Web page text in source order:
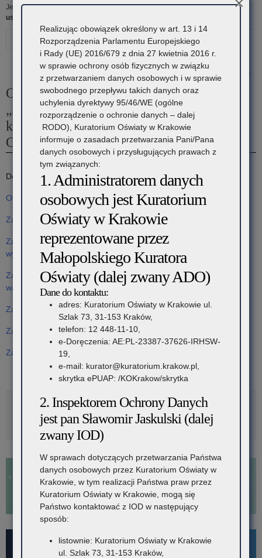
Jesteś tutaj:Strona główna »Kuratorium »Ogłoszenie o zamówieniu na
usługi społeczne „Świadczenie usług pocztowych w...
18 listopada 2019
Ogłoszenie o zamówieniu na usługi społeczne
„Świadczenie usług pocztowych w obrocie
krajowym i zagranicznym na rzecz Kuratorium
Oświaty w Krakowie”
Do pobrania:
Ogłoszenie o zamówieniu
Załącznik nr 1 – formularz oferty
Załącznik nr 2a – oświadczenie wykonawcy dotyczące przesłanek
wykluczenia z postępowania
Załącznik nr 2b – oświadczenie wykonawcy dotyczące spełnianie
warunków udziału w postępowaniu
Załącznik nr 3 – opis przedmiotu zamówienia
Załącznik nr 4 – wzór umowy
Załącznik nr 5 – wykaz wykonanych usług
DrukujNastępny
artykuł
Zapytanie
ofertowe
na
„Świadczenie
usług
w
zakresie
utrzymania
czystości
w
pomieszczeniach
użytkowanych
przez
Delegaturę
Kuratorium
Oświaty
w
Wadowicach”
Poprzedni
artykuł
Informacja
o
udzieleniu
zamówienia
na
„Dostawę
materiałów
biurowych
i
eksploatacyjnych
dla
Kuratorium
Oświaty
w
Metryka
For Foreigners
Realizując obowiązek określony w art. 13 i 14
Rozporządzenia Parlamentu Europejskiego
i Rady (UE) 2016/679 z dnia 27 kwietnia 2016 r.
w sprawie ochrony osób fizycznych w związku
z przetwarzaniem danych osobowych i w sprawie
swobodnego przepływu takich danych oraz
uchylenia dyrektywy 95/46/WE (ogólne
rozporządzenie o ochronie danych – dalej
RODO), Kuratorium Oświaty w Krakowie
informuje o zasadach przetwarzania Pani/Pana
danych osobowych i przysługujących prawach z
tym związanych:
1. Administratorem danych
osobowych jest Kuratorium
Oświaty w Krakowie
reprezentowane przez
Małopolskiego Kuratora
Oświaty (dalej zwany ADO)
Dane do kontaktu:
adres: Kuratorium Oświaty w Krakowie ul.
Szlak 73, 31-153 Kraków,
telefon: 12 448-11-10,
e-Doręczenia: AE:PL-23387-37626-IRHSW-
19,
e-mail: kurator@kuratorium.krakow.pl,
skrytka ePUAP: /KOKrakow/skrytka
2. Inspektorem Ochrony Danych
jest pan Sławomir Jaskulski (dalej
zwany IOD)
W sprawach dotyczących przetwarzania Państwa
danych osobowych przez Kuratorium Oświaty w
Krakowie, w tym realizacji Państwa praw przez
Kuratorium Oświaty w Krakowie, mogą się
Państwo kontaktować z IOD w następujący
sposób:
listownie: Kuratorium Oświaty w Krakowie
ul. Szlak 73, 31-153 Kraków,